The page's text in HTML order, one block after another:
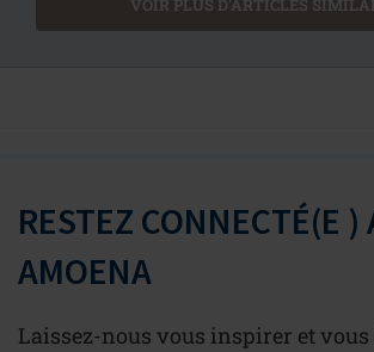
VOIR PLUS D'ARTICLES
RESTEZ CONNECTÉ(E )
AMOENA
Laissez-nous vous inspirer et